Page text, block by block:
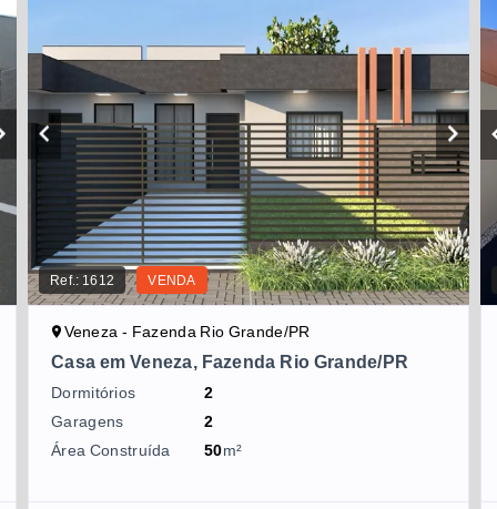
Ref.: 1612 VENDA
Veneza - Fazenda Rio Grande/PR
Casa em Veneza, Fazenda Rio Grande/PR
Dormitórios
2
Garagens
2
Área Construída
50m²